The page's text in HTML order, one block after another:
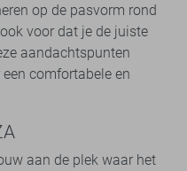
op de pasvorm rond
voor dat je de juiste
aandachtspunten
comfortabele en
aan de plek waar het